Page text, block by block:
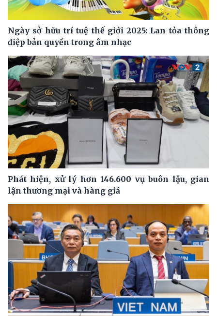
Ngày sở hữu trí tuệ thế giới 2025: Lan tỏa thông
điệp bản quyền trong âm nhạc
Phát hiện, xử lý hơn 146.600 vụ buôn lậu, gian
lận thương mại và hàng giả